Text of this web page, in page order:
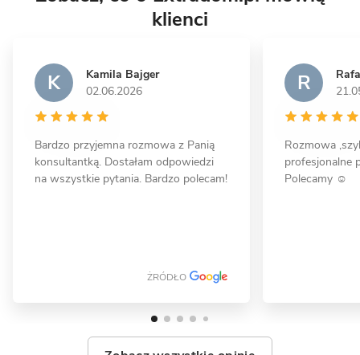
12 zdjęć
Koczargi Stare - dom piętrowy z
garażem
klienci
K
Kamila Bajger
02.06.2026
Bardzo przyjemna rozmowa z Panią
konsultantką. Dostałam odpowiedzi
na wszystkie pytania. Bardzo polecam!
ŻRÓDŁO
R
Rozmowa
profesjonalne
Polecamy ☺️